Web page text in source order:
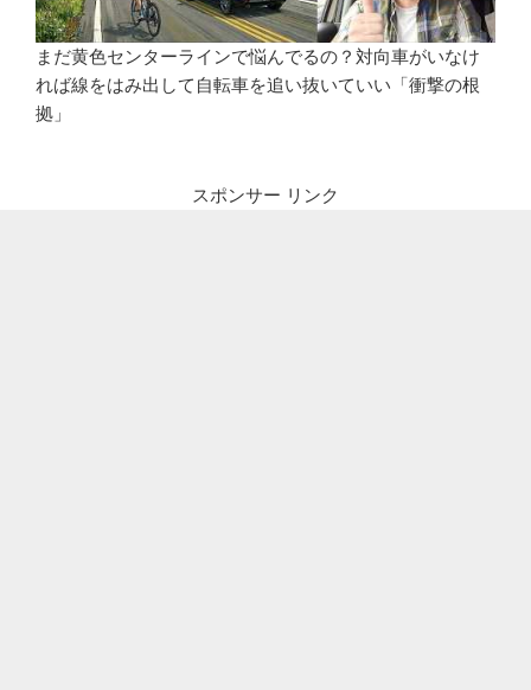
まだ黄色センターラインで悩んでるの？対向車がいなけ
れば線をはみ出して自転車を追い抜いていい「衝撃の根
拠」
スポンサー リンク